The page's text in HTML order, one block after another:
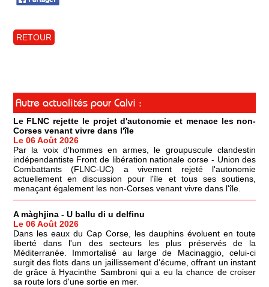
RETOUR
Autre actualités pour Calvi :
Le FLNC rejette le projet d'autonomie et menace les non-
Corses venant vivre dans l'île
Le 06 Août 2026
Par la voix d'hommes en armes, le groupuscule clandestin
indépendantiste Front de libération nationale corse - Union des
Combattants (FLNC-UC) a vivement rejeté l'autonomie
actuellement en discussion pour l'île et tous ses soutiens,
menaçant également les non-Corses venant vivre dans l'île.
A màghjina - U ballu di u delfinu
Le 06 Août 2026
Dans les eaux du Cap Corse, les dauphins évoluent en toute
liberté dans l'un des secteurs les plus préservés de la
Méditerranée. Immortalisé au large de Macinaggio, celui-ci
surgit des flots dans un jaillissement d'écume, offrant un instant
de grâce à Hyacinthe Sambroni qui a eu la chance de croiser
sa route lors d'une sortie en mer.